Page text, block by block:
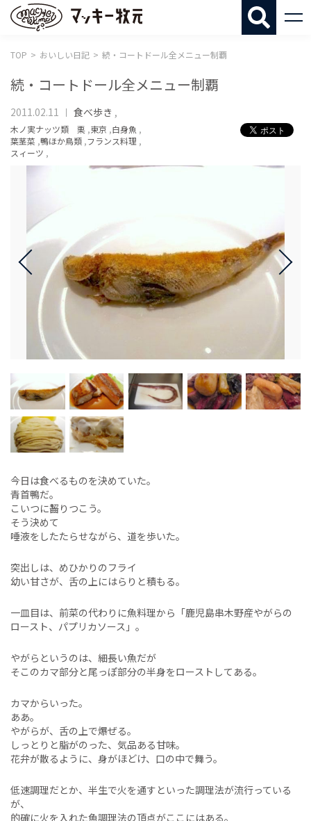
TOP おいしい日記 続・コートドール全メニュー制覇
続・コートドール全メニュー制覇
2011.02.11 食べ歩き ,
木ノ実ナッツ類 栗 ,東京 ,白身魚 ,
葉茎菜 ,鴨ほか鳥類 ,フランス料理 ,
スィーツ ,
今日は食べるものを決めていた。
青首鴨だ。
こいつに齧りつこう。
そう決めて
唾液をしたたらせながら、道を歩いた。
突出しは、めひかりのフライ
幼い甘さが、舌の上にはらりと積もる。
一皿目は、前菜の代わりに魚料理から「鹿児島串木野産やがらの
ロースト、パプリカソース」。
やがらというのは、細長い魚だが
そこのカマ部分と尾っぽ部分の半身をローストしてある。
カマからいった。
ああ。
やがらが、舌の上で爆ぜる。
しっとりと脂がのった、気品ある甘味。
花弁が散るように、身がほどけ、口の中で舞う。
低速調理だとか、半生で火を通すといった調理法が流行っている
が、
的確に火を入れた魚調理法の頂点がここにはある。